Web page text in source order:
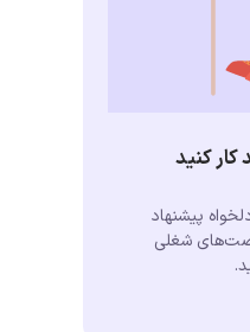
کنید
پیشنهاد
شغلی